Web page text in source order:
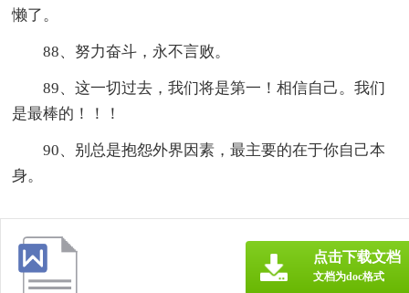
懒了。
88、努力奋斗，永不言败。
89、这一切过去，我们将是第一！相信自己。我们
是最棒的！！！
90、别总是抱怨外界因素，最主要的在于你自己本
身。
点击下载文档
文档为doc格式